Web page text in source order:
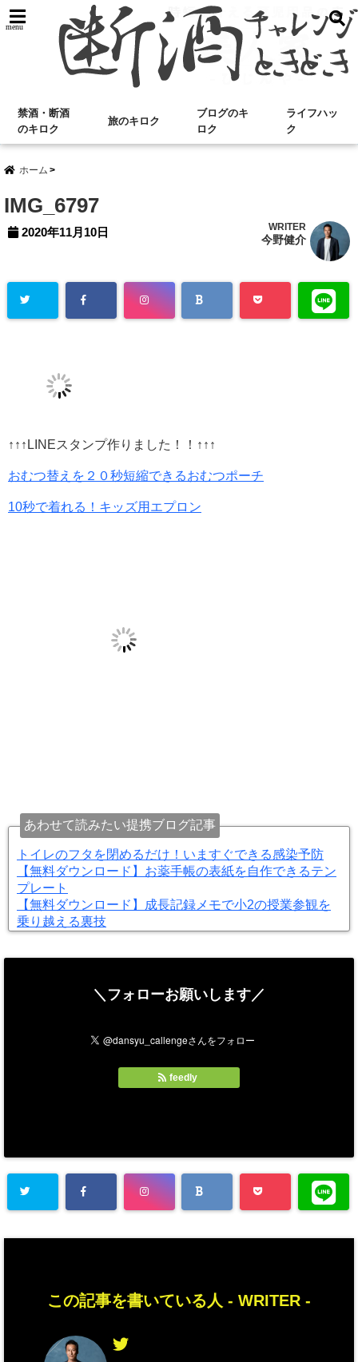
menu
禁酒・断酒
のキロク
旅のキロク
ブログのキ
ロク
ライフハッ
ク
ホーム
IMG_6797
2020年11月10日 WRITER
今野健介
↑↑↑LINEスタンプ作りました！！↑↑↑
おむつ替えを２０秒短縮できるおむつポーチ
10秒で着れる！キッズ用エプロン
あわせて読みたい提携ブログ記事
トイレのフタを閉めるだけ！いますぐできる感染予防
【無料ダウンロード】お薬手帳の表紙を自作できるテン
プレート
【無料ダウンロード】成長記録メモで小2の授業参観を
乗り越える裏技
＼フォローお願いします／
feedly
この記事を書いている人 - WRITER -